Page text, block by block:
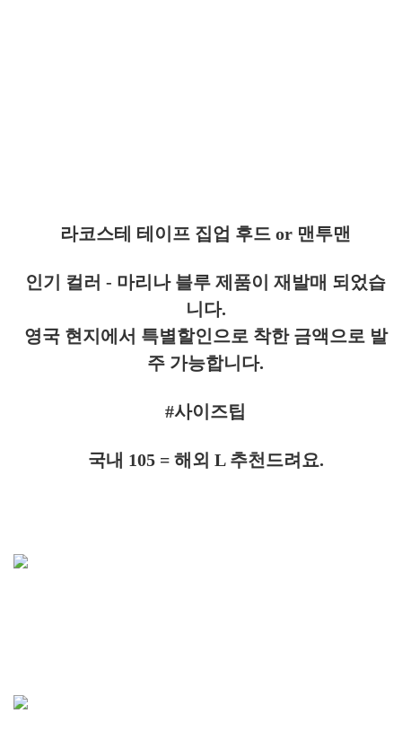
라코스테 테이프 집업 후드 or 맨투맨
인기 컬러 - 마리나 블루 제품이 재발매 되었습
니다.
영국 현지에서 특별할인으로 착한 금액으로 발
주 가능합니다.
#사이즈팁
국내 105 = 해외 L 추천드려요.